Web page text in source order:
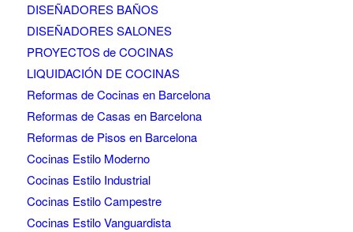
DISEÑADORES BAÑOS
DISEÑADORES SALONES
PROYECTOS de COCINAS
LIQUIDACIÓN DE COCINAS
Reformas de Cocinas en Barcelona
Reformas de Casas en Barcelona
Reformas de Pisos en Barcelona
Cocinas Estilo Moderno
Cocinas Estilo Industrial
Cocinas Estilo Campestre
Cocinas Estilo Vanguardista